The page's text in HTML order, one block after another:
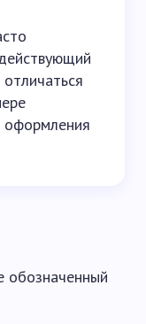
оформления
обозначенный